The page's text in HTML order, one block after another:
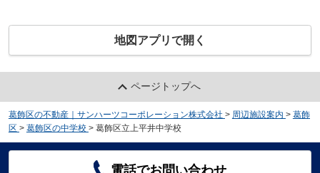
地図アプリで開く
ページトップへ
葛飾区の不動産｜サンハーツコーポレーション株式会社 > 周辺施設案内 > 葛飾
区 > 葛飾区の中学校 > 葛飾区立上平井中学校
電話でお問い合わせ